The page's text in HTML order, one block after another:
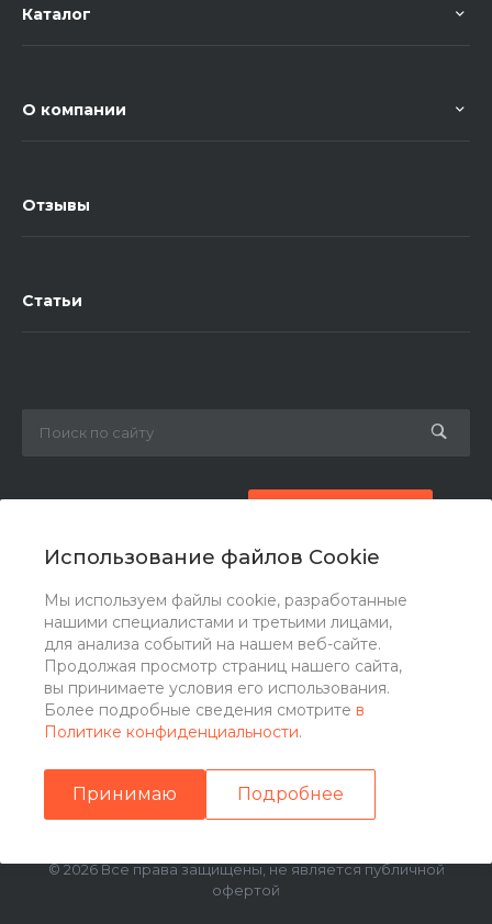
Использование файлов Cookie
Мы используем файлы cookie, разработанные
нашими специалистами и третьими лицами,
для анализа событий на нашем веб-сайте.
Продолжая просмотр страниц нашего сайта,
вы принимаете условия его использования.
Более подробные сведения смотрите в
Политике конфиденциальности.
Принимаю Подробнее
Каталог
О компании
Отзывы
Статьи
zakaz@ogk-opora.ru
г. Москва, г. Москва, ул. 7-я Парковая, 24
© 2026 Все права защищены, не является публичной
офертой